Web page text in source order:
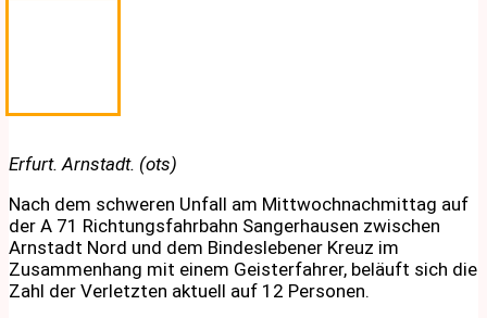
Erfurt. Arnstadt. (ots)
Nach dem schweren Unfall am Mittwochnachmittag auf
der A 71 Richtungsfahrbahn Sangerhausen zwischen
Arnstadt Nord und dem Bindeslebener Kreuz im
Zusammenhang mit einem Geisterfahrer, beläuft sich die
Zahl der Verletzten aktuell auf 12 Personen.